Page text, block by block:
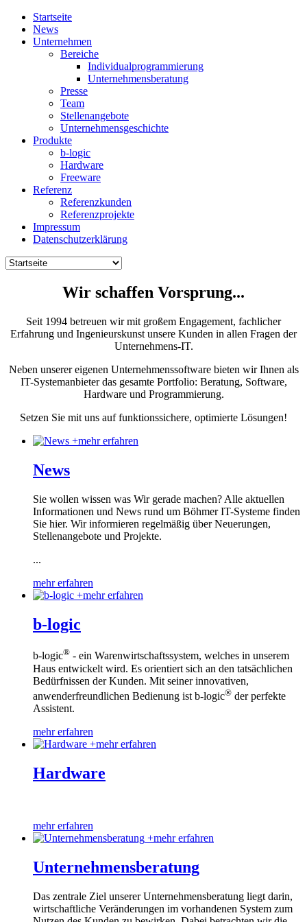
Startseite
News
Unternehmen
Bereiche
Individualprogrammierung
Unternehmensberatung
Presse
Team
Stellenangebote
Unternehmensgeschichte
Produkte
b-logic
Hardware
Freeware
Referenz
Referenzkunden
Referenzprojekte
Impressum
Datenschutzerklärung
Wir schaffen Vorsprung...
Seit 1994 betreuen wir mit großem Engagement, fachlicher
Erfahrung und Ingenieurskunst unsere Kunden in allen Fragen der
Unternehmens-IT.
Neben unserer eigenen Unternehmenssoftware bieten wir Ihnen als
IT-Systemanbieter das gesamte Portfolio: Beratung, Software,
Hardware und Programmierung.
Setzen Sie mit uns auf funktionssichere, optimierte Lösungen!
+mehr erfahren
News
Sie wollen wissen was Wir gerade machen? Alle aktuellen
Informationen und News rund um Böhmer IT-Systeme finden
Sie hier. Wir informieren regelmäßig über Neuerungen,
Stellenangebote und Projekte.
...
mehr erfahren
+mehr erfahren
b-logic
b-logic® - ein Warenwirtschaftssystem, welches in unserem
Haus entwickelt wird. Es orientiert sich an den tatsächlichen
Bedürfnissen der Kunden. Mit seiner innovativen,
anwenderfreundlichen Bedienung ist b-logic® der perfekte
Assistent.
mehr erfahren
+mehr erfahren
Hardware
mehr erfahren
+mehr erfahren
Unternehmensberatung
Das zentrale Ziel unserer Unternehmensberatung liegt darin,
wirtschaftliche Veränderungen im vorhandenen System zum